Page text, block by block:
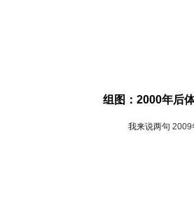
组图：2000年后
我来说两句 2009